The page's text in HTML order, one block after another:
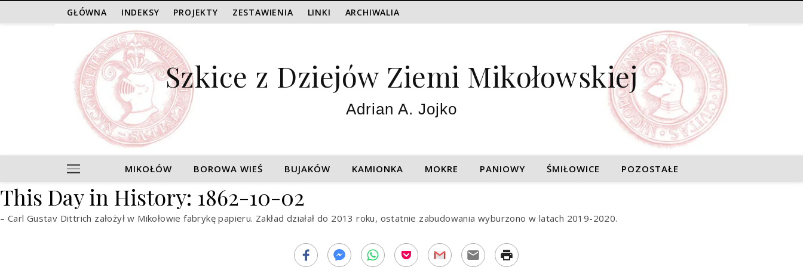
GŁÓWNA INDEKSY PROJEKTY ZESTAWIENIA LINKI ARCHIWALIA
Szkice z Dziejów Ziemi Mikołowskiej
Adrian A. Jojko
MIKOŁÓW BOROWA WIEŚ BUJAKÓW KAMIONKA MOKRE PANIOWY ŚMIŁOWICE POZOSTAŁE
This Day in History: 1862-10-02
– Carl Gustav Dittrich założył w Mikołowie fabrykę papieru. Zakład działał do 2013 roku, ostatnie zabudowania wyburzono w latach 2019-2020.